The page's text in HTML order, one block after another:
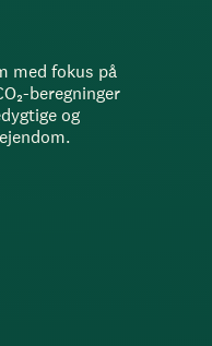
med fokus på
beregninger
og